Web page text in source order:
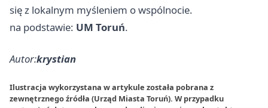
się z lokalnym myśleniem o wspólnocie.
na podstawie: UM Toruń.
Autor:krystian
Ilustracja wykorzystana w artykule została pobrana z
zewnętrznego źródła (Urząd Miasta Toruń). W przypadku